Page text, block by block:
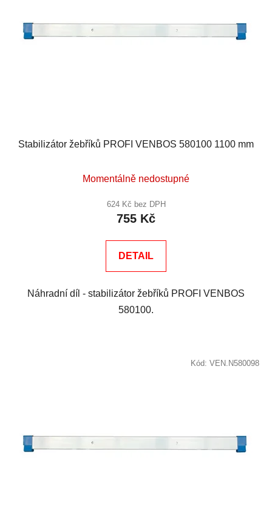
Stabilizátor žebříků PROFI VENBOS 580100 1100 mm
Momentálně nedostupné
624 Kč bez DPH
755 Kč
DETAIL
Náhradní díl - stabilizátor žebříků PROFI VENBOS
580100.
Kód: VEN.N580098